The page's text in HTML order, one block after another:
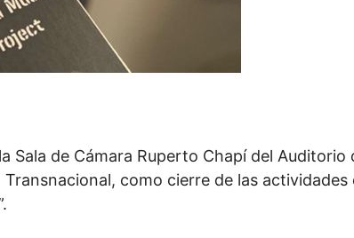
Sala de Cámara Ruperto Chapí del Auditorio
como cierre de las